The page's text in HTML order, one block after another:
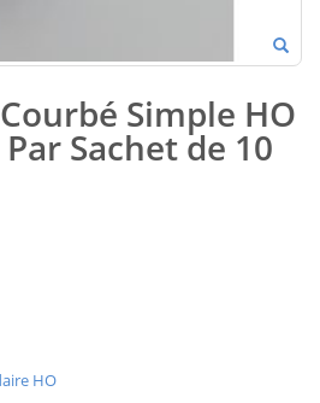
Simple HO
Sachet de 10
HO